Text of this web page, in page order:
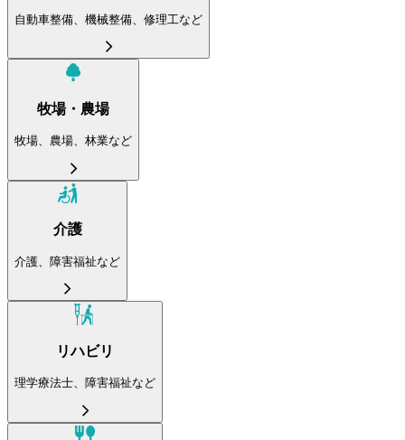
自動車整備、機械整備、修理工など
牧場・農場
牧場、農場、林業など
介護
介護、障害福祉など
リハビリ
理学療法士、障害福祉など